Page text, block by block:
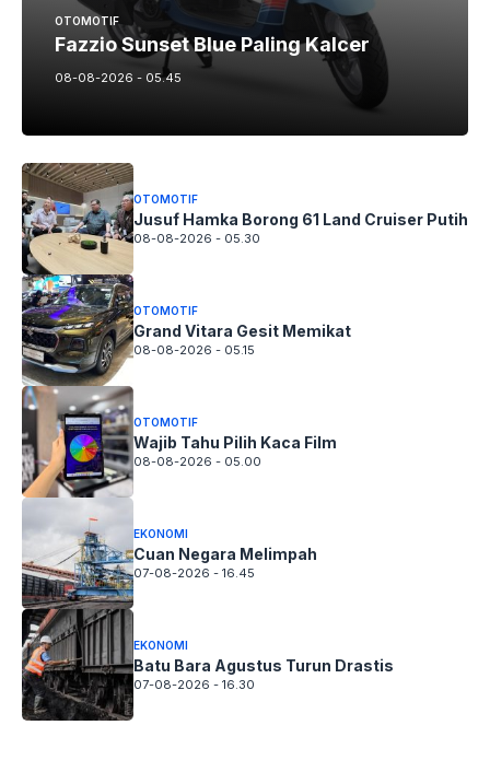
OTOMOTIF
Fazzio Sunset Blue Paling Kalcer
08-08-2026 - 05.45
OTOMOTIF
Jusuf Hamka Borong 61 Land Cruiser Putih
08-08-2026 - 05.30
OTOMOTIF
Grand Vitara Gesit Memikat
08-08-2026 - 05.15
OTOMOTIF
Wajib Tahu Pilih Kaca Film
08-08-2026 - 05.00
EKONOMI
Cuan Negara Melimpah
07-08-2026 - 16.45
EKONOMI
Batu Bara Agustus Turun Drastis
07-08-2026 - 16.30